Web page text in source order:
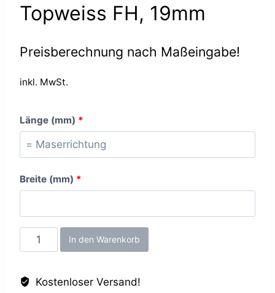
Topweiss FH, 19mm
Preisberechnung nach Maßeingabe!
inkl. MwSt.
Länge (mm) *
Breite (mm) *
Topweiss
FH,
Menge
In den Warenkorb
Kostenloser Versand!